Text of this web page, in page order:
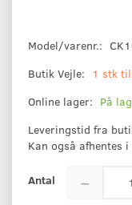
Model/varenr.:
Butik Vejle:
1 stk
Online lager: På
Leveringstid fra
Kan også afhentes
Antal